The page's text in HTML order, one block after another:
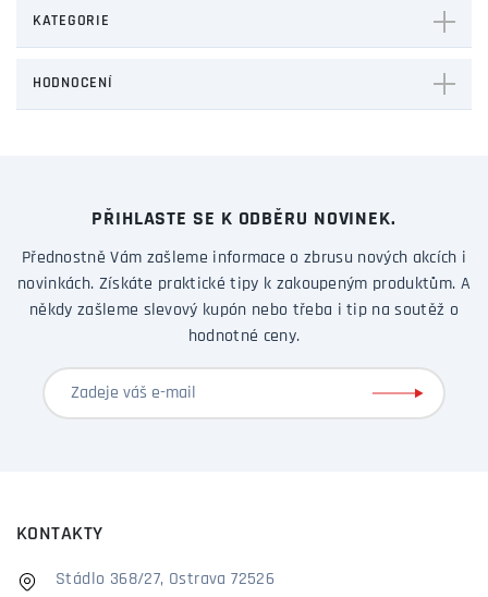
KATEGORIE
HODNOCENÍ
PŘIHLASTE SE K ODBĚRU NOVINEK.
Přednostně Vám zašleme informace o zbrusu nových akcích i
novinkách. Získáte praktické tipy k zakoupeným produktům. A
někdy zašleme slevový kupón nebo třeba i tip na soutěž o
hodnotné ceny.
KONTAKTY
Stádlo 368/27, Ostrava 72526